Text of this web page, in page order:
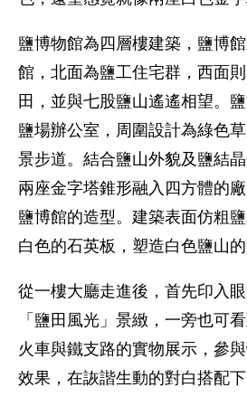
鹽博物館為四層樓建築，鹽博
館，北面為鹽工住宅群，西面
田，並與七股鹽山遙遙相望。
鹽場辦公室，周圍設計為綠色
景步道。結合鹽山外貌及鹽結
兩座金字塔錐形融入四方體的
鹽博館的造型。建築表面仿粗
白色的石英板，塑造白色鹽山的
從一樓大廳走進後，首先印入
「鹽田風光」景緻，一旁也可
火車與鐵支路的實物展示，參
效果，在詼諧生動的對白搭配下